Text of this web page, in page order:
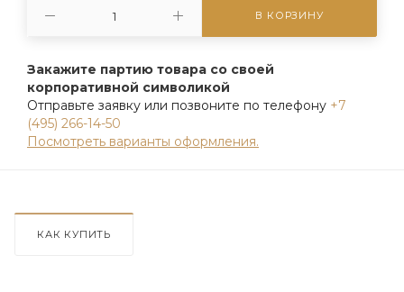
В КОРЗИНУ
Закажите партию товара со своей
корпоративной символикой
Отправьте заявку или позвоните по телефону +7
(495) 266-14-50
Посмотреть варианты оформления.
КАК КУПИТЬ